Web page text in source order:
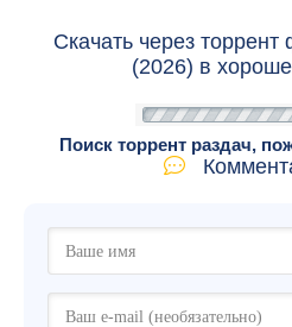
Скачать через
(2026) в
Поиск торрент раздач,